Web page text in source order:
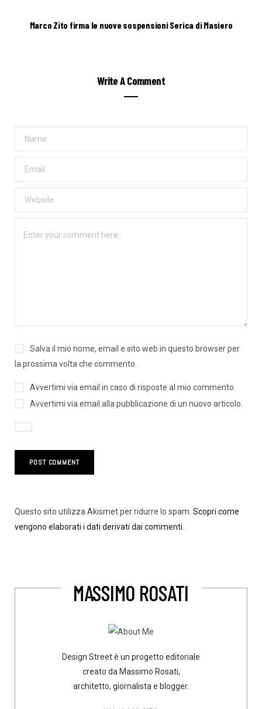
Marco Zito firma le nuove sospensioni Serica di Masiero
Write A Comment
Salva il mio nome, email e sito web in questo browser per
la prossima volta che commento.
Avvertimi via email in caso di risposte al mio commento.
Avvertimi via email alla pubblicazione di un nuovo articolo.
Questo sito utilizza Akismet per ridurre lo spam. Scopri come
vengono elaborati i dati derivati dai commenti.
MASSIMO ROSATI
Design Street è un progetto editoriale
creato da Massimo Rosati,
architetto, giornalista e blogger.